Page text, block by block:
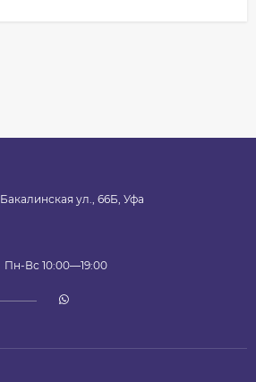
Бакалинская ул., 66Б, Уфа
Пн-Вс 10:00—19:00